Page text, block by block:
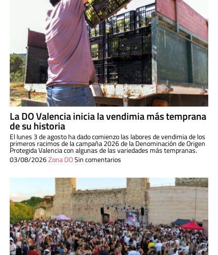
La DO Valencia inicia la vendimia más temprana
de su historia
El lunes 3 de agosto ha dado comienzo las labores de vendimia de los
primeros racimos de la campaña 2026 de la Denominación de Origen
Protegida Valencia con algunas de las variedades más tempranas.
03/08/2026Zona DOSin comentarios